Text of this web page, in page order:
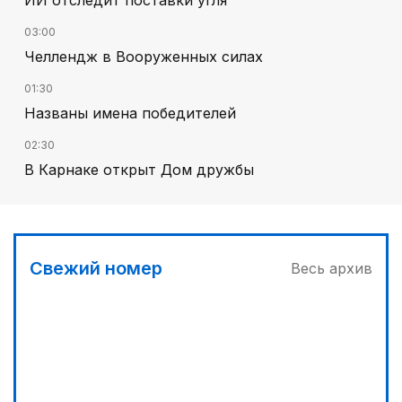
03:00
Челлендж в Вооруженных силах
01:30
Названы имена победителей
02:30
В Карнаке открыт Дом дружбы
программе
00:45
Свежий номер Весь архив